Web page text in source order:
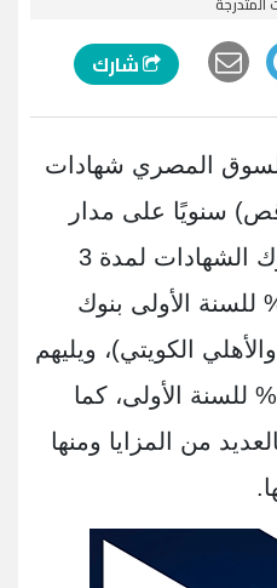
شارك
السوق المصري شهادات
سنويًا على مدار
مدة الشهادة، وتتيح البنوك الشهادات لمدة 3
بعائد يصل لـ26% للسنة الأولى بنوك
الكويتي)، ويليهم
egbank بعائد يصل لـ23% للسنة الأولى، كما
من المزايا ومنها